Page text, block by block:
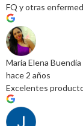
FQ y otras
María Elena Buendía
hace 2 años
Excelentes